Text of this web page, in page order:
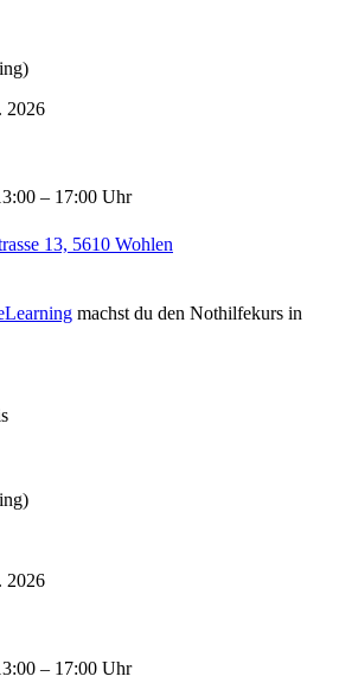
2026
– 17:00 Uhr
13, 5610 Wohlen
machst du den Nothilfekurs in
2026
– 17:00 Uhr